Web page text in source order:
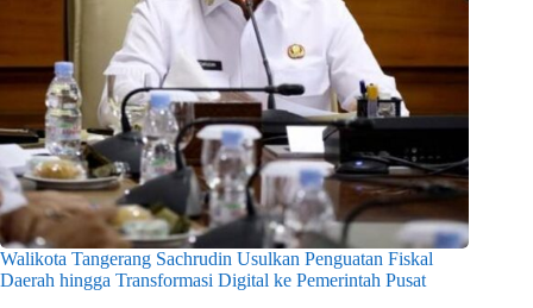
Walikota Tangerang Sachrudin Usulkan Penguatan Fiskal
Daerah hingga Transformasi Digital ke Pemerintah Pusat